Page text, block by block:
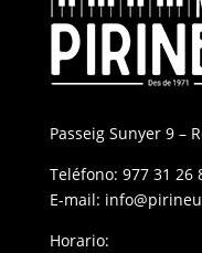
Passeig Sunyer 9 –
Teléfono: 977 31 26
E-mail:
Horario: